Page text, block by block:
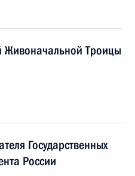
Живоначальной Троицы
Государственных
России